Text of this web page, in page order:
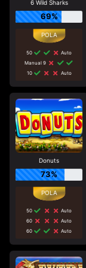
6 Wild Sharks
69%
50
Auto
Manual 9
10
Auto
Donuts
73%
50
Auto
60
Auto
60
Auto